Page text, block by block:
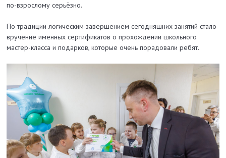
по-взрослому серьёзно.
По традиции логическим завершением сегодняшних занятий стало
вручение именных сертификатов о прохождении школьного
мастер-класса и подарков, которые очень порадовали ребят.